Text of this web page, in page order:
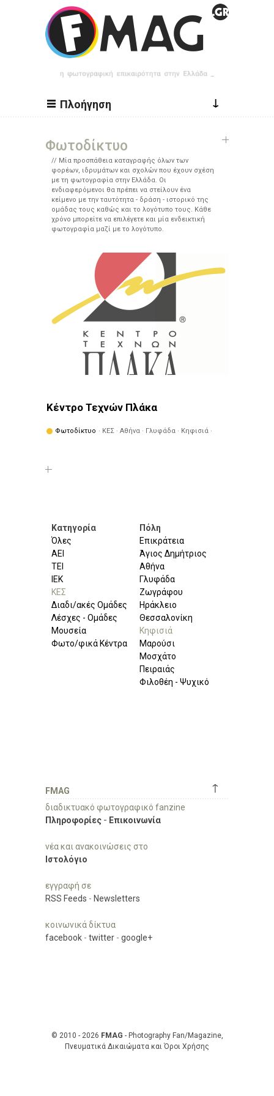
Παράκαμψη προς το κυρίως περιεχόμενο
Πλοήγηση ↓
Φωτοδίκτυο
Μία προσπάθεια καταγραφής όλων των
φορέων, ιδρυμάτων και σχολών που έχουν σχέση
με τη φωτογραφία στην Ελλάδα. Οι
ενδιαφερόμενοι θα πρέπει να στείλουν ένα
κείμενο με την ταυτότητα - δράση - ιστορικό της
ομάδας τους καθώς και το λογότυπο τους. Κάθε
χρόνο μπορείτε να επιλέγετε και μία ενδεικτική
φωτογραφία μαζί με το λογότυπο.
Κέντρο Τεχνών Πλάκα
Φωτοδίκτυο · ΚΕΣ · Αθήνα · Γλυφάδα · Κηφισιά ·
Κατηγορία
Όλες
ΑΕΙ
ΤΕΙ
ΙΕΚ
ΚΕΣ
Διαδι/ακές Ομάδες
Λέσχες - Ομάδες
Μουσεία
Φωτο/φικά Κέντρα
Πόλη
Επικράτεια
Άγιος Δημήτριος
Αθήνα
Γλυφάδα
Ζωγράφου
Ηράκλειο
Θεσσαλονίκη
Κηφισιά
Μαρούσι
Μοσχάτο
Πειραιάς
Φιλοθέη - Ψυχικό
↑
FMAG
διαδικτυακό φωτογραφικό fanzine
Πληροφορίες - Επικοινωνία
νέα και ανακοινώσεις στο
Ιστολόγιο
εγγραφή σε
RSS Feeds - Newsletters
κοινωνικά δίκτυα
facebook - twitter - google+
© 2010 - 2026 FMAG - Photography Fan/Magazine,
Πνευματικά Δικαιώματα και Όροι Χρήσης